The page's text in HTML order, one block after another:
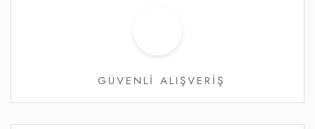
GÜVENLİ ALIŞVERİŞ